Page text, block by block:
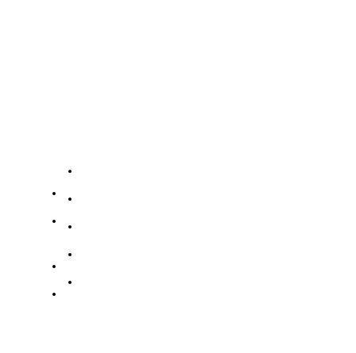
Uimh.
186
Bóthar
Dúiche
Guancheng